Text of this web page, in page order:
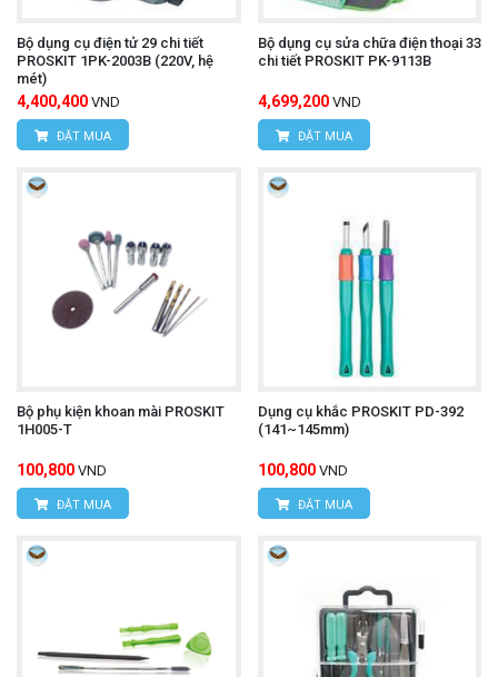
Bộ dụng cụ điện tử 29 chi tiết
PROSKIT 1PK-2003B (220V, hệ
mét)
4,400,400 VND
ĐẶT MUA
Bộ dụng cụ sửa chữa điện thoại 33
chi tiết PROSKIT PK-9113B
4,699,200 VND
ĐẶT MUA
Bộ phụ kiện khoan mài PROSKIT
1H005-T
100,800 VND
ĐẶT MUA
Dụng cụ khắc PROSKIT PD-392
(141~145mm)
100,800 VND
ĐẶT MUA